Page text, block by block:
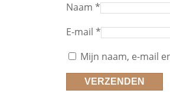
Naam *
E-mail *
Mijn naam, e-mail